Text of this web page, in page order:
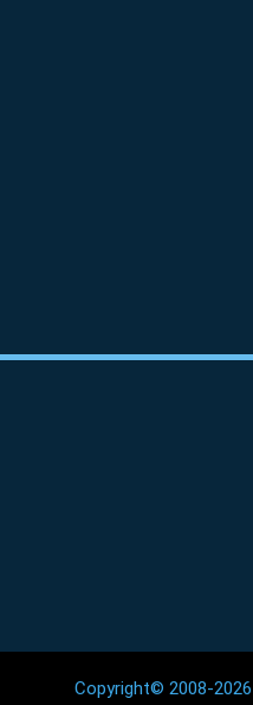
Copyright© 2008-